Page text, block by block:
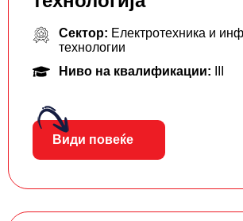
Сектор: Електротехника и
технологии
Ниво на квалификации:
Види повеќе